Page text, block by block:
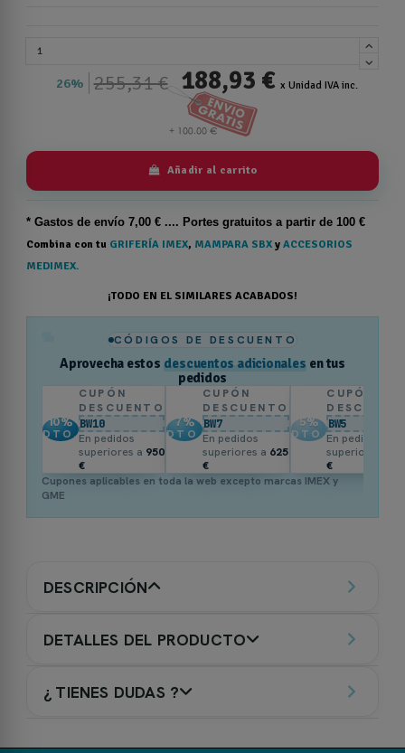
26% 255,31 € 188,93 € x Unidad IVA inc.
Añadir al carrito
* Gastos de envío 7,00 € .... Portes gratuitos a partir de 100 €
Combina con tu GRIFERÍA IMEX, MAMPARA SBX y ACCESORIOS
MEDIMEX.
¡TODO EN EL SIMILARES ACABADOS!
CÓDIGOS DE DESCUENTO
Aprovecha estos descuentos adicionales en tus
pedidos
10%
DTO.
CUPÓN
DESCUENTO
BW10
En pedidos
superiores a 950
€
7%
DTO.
CUPÓN
DESCUENTO
BW7
En pedidos
superiores a 625
€
5%
DTO.
CUPÓN
BW5
En pedidos
superiores a
€
Cupones aplicables en toda la web excepto marcas IMEX y
GME
DESCRIPCIÓN
DETALLES DEL PRODUCTO
¿ TIENES DUDAS ?